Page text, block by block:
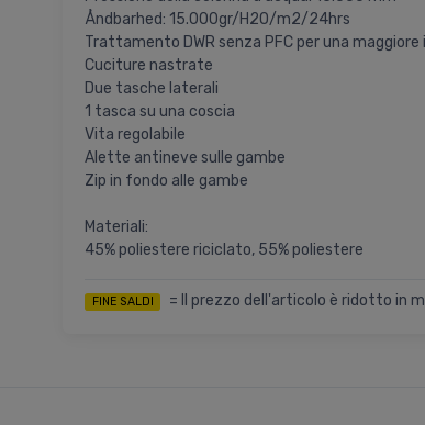
Åndbarhed: 15.000gr/H2O/m2/24hrs
Trattamento DWR senza PFC per una maggiore
Cuciture nastrate
Due tasche laterali
1 tasca su una coscia
Vita regolabile
Alette antineve sulle gambe
Zip in fondo alle gambe
Materiali:
45% poliestere riciclato, 55% poliestere
FINE SALDI = Il prezzo dell'articolo è ridotto in